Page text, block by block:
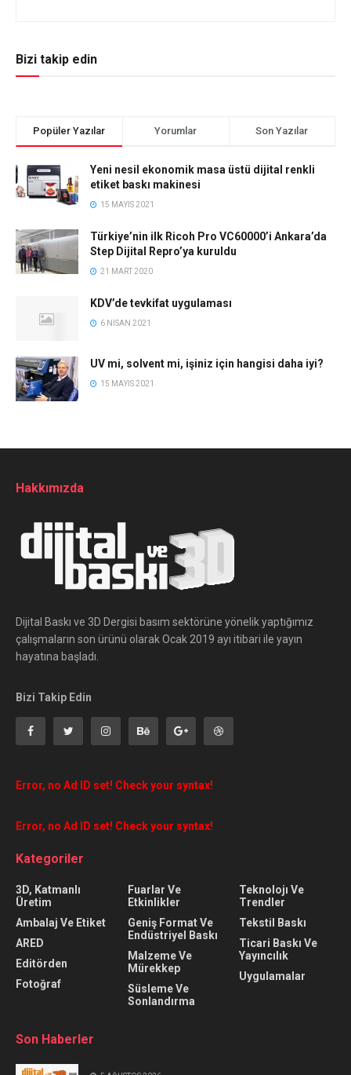
Bizi takip edin
Popüler Yazılar Yorumlar Son Yazılar
Yeni nesil ekonomik masa üstü dijital renkli
etiket baskı makinesi
15 MAYIS 2021
Türkiye’nin ilk Ricoh Pro VC60000’i Ankara’da
Step Dijital Repro’ya kuruldu
21 MART 2020
KDV’de tevkifat uygulaması
6 NISAN 2021
UV mi, solvent mi, işiniz için hangisi daha iyi?
15 MAYIS 2021
Hakkımızda
Dijital Baskı ve 3D Dergisi basım sektörüne yönelik yaptığımız
çalışmaların son ürünü olarak Ocak 2019 ayı itibari ile yayın
hayatına başladı.
Bizi Takip Edin
Error, no Ad ID set! Check your syntax!
Error, no Ad ID set! Check your syntax!
Kategoriler
3D, Katmanlı
Üretim
Ambalaj Ve Etiket
ARED
Editörden
Fotoğraf
Fuarlar Ve
Etkinlikler
Geniş Format Ve
Endüstriyel Baskı
Malzeme Ve
Mürekkep
Süsleme Ve
Sonlandırma
Teknolojı Ve
Trendler
Tekstil Baskı
Ticari Baskı Ve
Yayıncılık
Uygulamalar
Son Haberler